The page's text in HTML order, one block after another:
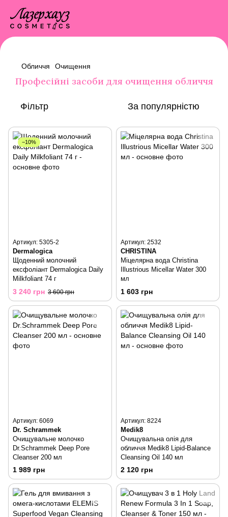
Обличчя Очищення
Професійні засоби для очищення обличчя
Фільтр За популярністю
−10%
Артикул: 5305-2
Dermalogica
Щоденний молочний
ексфоліант Dermalogica Daily
Milkfoliant 74 г
3 240 грн 3 600 грн
Артикул: 2532
CHRISTINA
Міцелярна вода Christina
Illustrious Micellar Water 300
мл
1 603 грн
Артикул: 6069
Dr. Schrammek
Очищувальне молочко
Dr.Schrammek Deep Pore
Cleanser 200 мл
1 989 грн
Артикул: 8224
Medik8
Очищувальна олія для
обличчя Medik8 Lipid-Balance
Cleansing Oil 140 мл
2 120 грн